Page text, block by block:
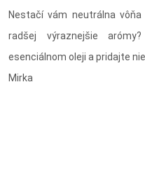
Nestačí vám neutrálna
radšej výraznejšie
esenciálnom oleji a pridajte
Mirka